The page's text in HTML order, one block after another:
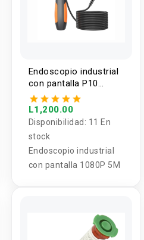
Endoscopio industrial
con pantalla P10
1080P 5M
L1,200.00
Disponibilidad: 11 En
stock
Endoscopio industrial
con pantalla 1080P 5M